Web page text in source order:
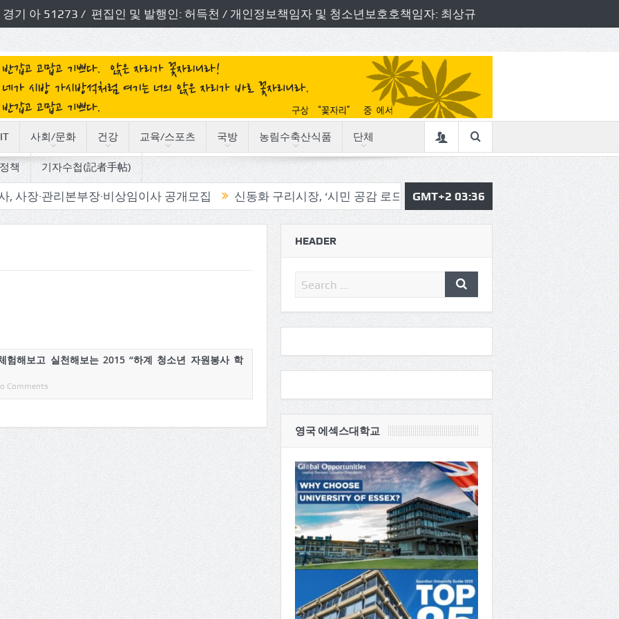
기 아 51273 / 편집인 및 발행인: 허득천 / 개인정보책임자 및 청소년보호호책임자: 최상규
사회/문화 건강 교육/스포츠 국방 농림수축산식품 단체
책 기자수첩(記者手帖)
본부장·비상임이사 공개모집 신동화 구리시장, ‘시민 공감 로드체킹’ 송파구 , ‘송이 한 컷’ 동네 풍경사진 공모
GMT+2 03:36
험해보고 실천해보는 2015 “하계 청소년 자원봉사 학
Comments
HEADER
영국 에섹스대학교